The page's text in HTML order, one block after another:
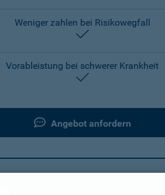
Weniger zahlen bei Risikowegfall
enthalten
Vorableistung bei schwerer Krankheit
enthalten
Angebot anfordern